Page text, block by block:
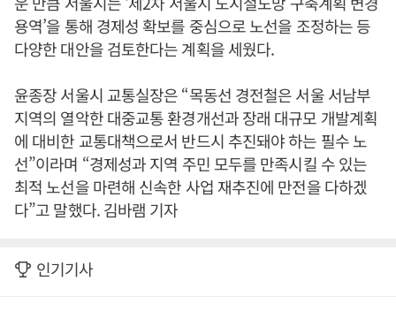
용역’을 통해 경제성 확보를 중심으로 노선을 조정하는 등
다양한 대안을 검토한다는 계획을 세웠다.
윤종장 서울시 교통실장은 “목동선 경전철은 서울 서남부
지역의 열악한 대중교통 환경개선과 장래 대규모 개발계획
에 대비한 교통대책으로서 반드시 추진돼야 하는 필수 노
선”이라며 “경제성과 지역 주민 모두를 만족시킬 수 있는
최적 노선을 마련해 신속한 사업 재추진에 만전을 다하겠
다”고 말했다. 김바램 기자
인기기사